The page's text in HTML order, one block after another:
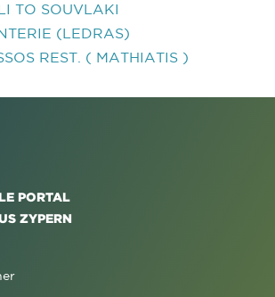
TO SOUVLAKI
(LEDRAS)
REST. ( MATHIATIS )
PORTAL
ZYPERN